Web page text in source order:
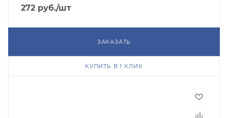
272 руб./шт
ЗАКАЗАТЬ
КУПИТЬ В 1 КЛИК